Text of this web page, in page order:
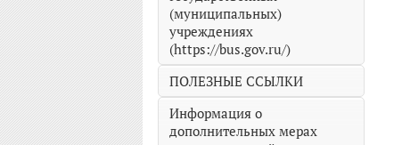
(муниципальных)
учреждениях
(https://bus.gov.ru/)
ПОЛЕЗНЫЕ ССЫЛКИ
Информация о
дополнительных мерах